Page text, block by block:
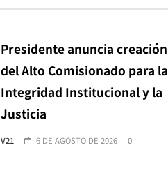
Presidente anuncia creación
del Alto Comisionado para la
Integridad Institucional y la
Justicia
V21 6 DE AGOSTO DE 2026 0